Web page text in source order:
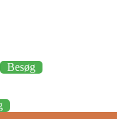
Besøg